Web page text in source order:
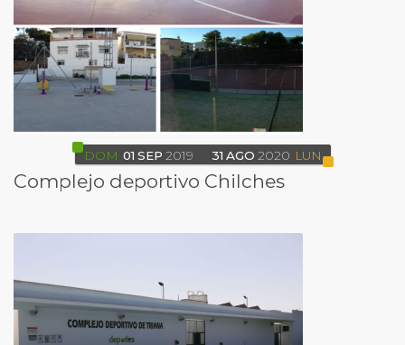
DOM 01 SEP 2019 31 AGO 2020 LUN
Complejo deportivo Chilches